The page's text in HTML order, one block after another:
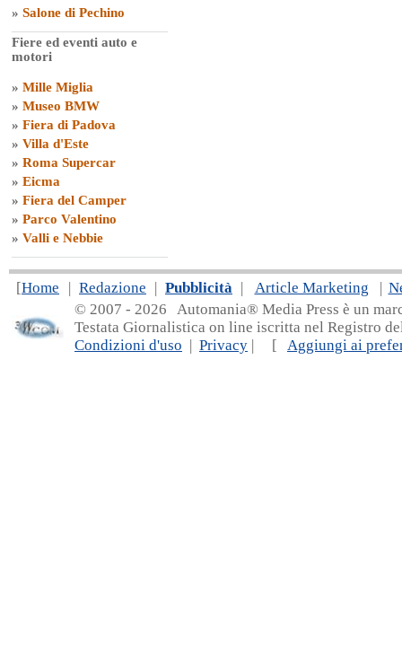
» Salone di Pechino
Fiere ed eventi auto e
motori
» Mille Miglia
» Museo BMW
» Fiera di Padova
» Villa d'Este
» Roma Supercar
» Eicma
» Fiera del Camper
» Parco Valentino
» Valli e Nebbie
[Home | Redazione | Pubblicità | Article Marketing |
© 2007 - 2026 Automania® Media Press è un
Testata Giornalistica on line iscritta nel Registro
Condizioni d'uso | Privacy | [ Aggiungi ai